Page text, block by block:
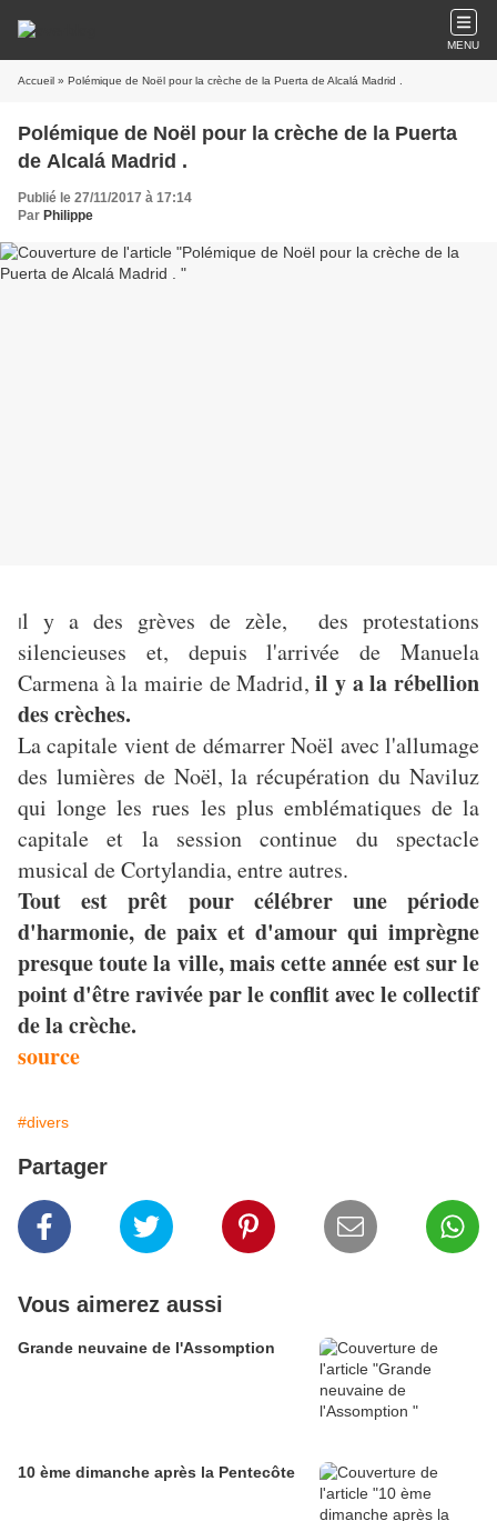
MENU
Accueil » Polémique de Noël pour la crèche de la Puerta de Alcalá Madrid .
Polémique de Noël pour la crèche de la Puerta
de Alcalá Madrid .
Publié le 27/11/2017 à 17:14
Par Philippe
Il y a des grèves de zèle, des protestations
silencieuses et, depuis l'arrivée de Manuela
Carmena à la mairie de Madrid, il y a la rébellion
des crèches.
La capitale vient de démarrer Noël avec l'allumage
des lumières de Noël, la récupération du Naviluz
qui longe les rues les plus emblématiques de la
capitale et la session continue du spectacle
musical de Cortylandia, entre autres.
Tout est prêt pour célébrer une période
d'harmonie, de paix et d'amour qui imprègne
presque toute la ville, mais cette année est sur le
point d'être ravivée par le conflit avec le collectif
de la crèche.
source
#divers
Partager
Vous aimerez aussi
Grande neuvaine de l'Assomption
10 ème dimanche après la Pentecôte